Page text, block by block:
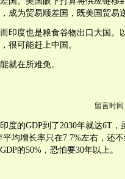
成为贸易顺差国，既美国贸易
印度也是粮食谷物出口大国。
很可能赶上中国。
就在所难免。
留言时间
度的GDP到了2030年就达6T，
平均增长率只在7.7%左右，还
的50%，恐怕要30年以上。